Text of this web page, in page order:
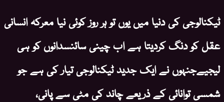
ٹیکنالوجی کی دنیا میں یوں تو ہر روز کوئی نیا معرکہ انسانی
عقل کو دنگ کردیتا ہے اب چینی سائنسدانوں کو ہی
لیجیےجنہوں نے ایک جدید ٹیکنالوجی تیار کی ہے جو
شمسی توانائی کے ذریعے چاند کی مٹی سے پانی،